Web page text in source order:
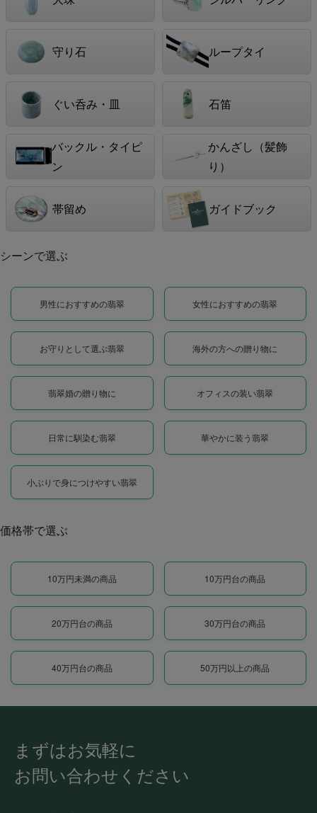
守り石 ループタイ
ぐい呑み・皿 石笛
バックル・タイピ
ン
かんざし（髪飾
り）
帯留め ガイドブック
シーンで選ぶ
男性におすすめの翡翠 女性におすすめの翡翠
お守りとして選ぶ翡翠 海外の方への贈り物に
翡翠婚の贈り物に オフィスの装い翡翠
日常に馴染む翡翠 華やかに装う翡翠
小ぶりで身につけやすい翡翠
価格帯で選ぶ
10万円未満の商品 10万円台の商品
20万円台の商品 30万円台の商品
40万円台の商品 50万円以上の商品
まずはお気軽に
お問い合わせください